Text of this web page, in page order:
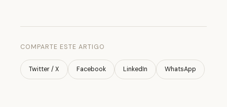
COMPARTE ESTE ARTIGO
Twitter / X Facebook LinkedIn WhatsApp